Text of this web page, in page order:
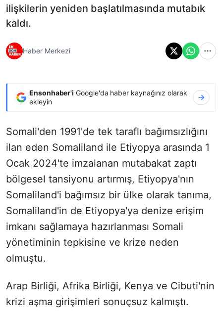
ilişkilerin yeniden başlatılmasında mutabık
kaldı.
Haber Merkezi
Ensonhaber'i Google'da haber kaynağınız olarak
ekleyin
Somali'den 1991'de tek taraflı bağımsızlığını
ilan eden Somaliland ile Etiyopya arasında 1
Ocak 2024'te imzalanan mutabakat zaptı
bölgesel tansiyonu artırmış, Etiyopya'nın
Somaliland'i bağımsız bir ülke olarak tanıma,
Somaliland'in de Etiyopya'ya denize erişim
imkanı sağlamaya hazırlanması Somali
yönetiminin tepkisine ve krize neden
olmuştu.
Arap Birliği, Afrika Birliği, Kenya ve Cibuti'nin
krizi aşma girişimleri sonuçsuz kalmıştı.